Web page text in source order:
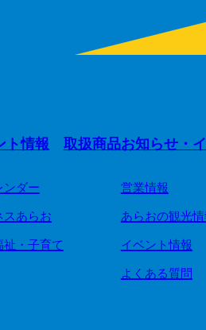
ト情報
ンダー
スあらお
・子育て
取扱商品お知らせ・
営業情報
あらおの観光情
イベント情報
よくある質問